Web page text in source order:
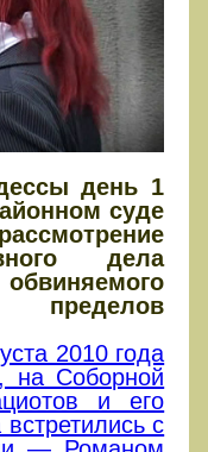
день 1
суде
дела
2010 года
на Соборной
и его
с